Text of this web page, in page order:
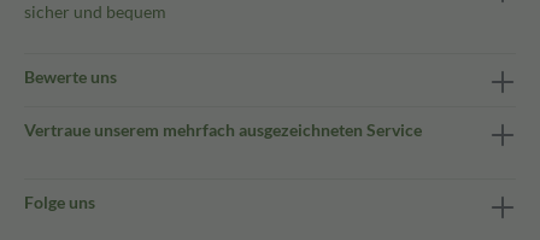
sicher und bequem
Bewerte uns
Vertraue unserem mehrfach ausgezeichneten Service
Folge uns